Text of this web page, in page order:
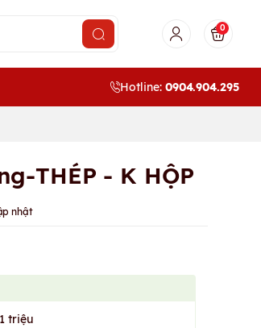
0
Hotline: 0904.904.295
THÉP - K HỘP
nhật
triệu